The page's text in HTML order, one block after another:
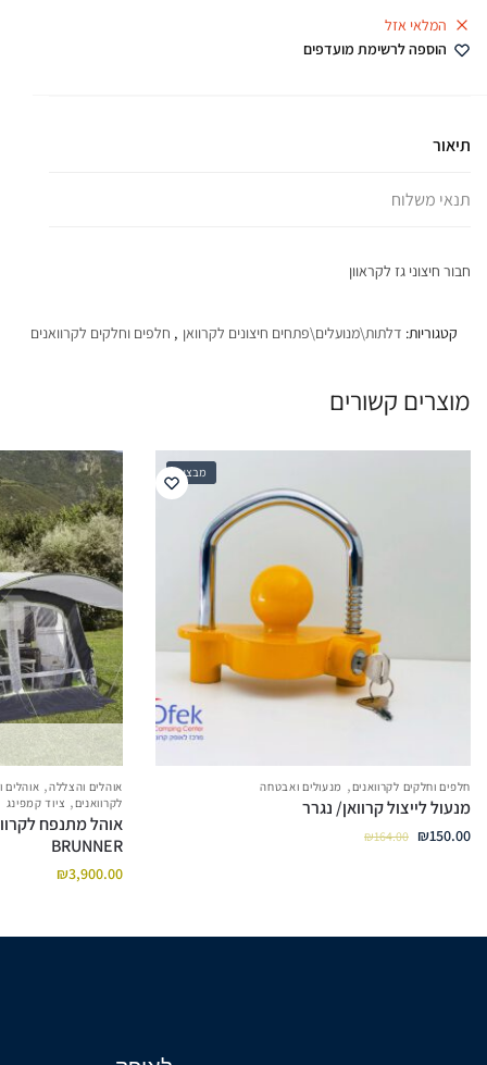
המלאי אזל
הוספה לרשימת מועדפים
תיאור
תנאי משלוח
חבור חיצוני גז לקראוון
קטגוריות: דלתות\מנועלים\פתחים חיצונים לקרוואן , חלפים וחלקים לקרוואנים
מוצרים קשורים
מבצע!
חלפים וחלקים לקרוואנים, מנעולים ואבטחה
מנעול לייצול קרוואן/ נגרר
₪164.00 ₪150.00
אוהלים והצללה, אוהלים
לקרוואנים, ציוד קמפינג
BRUNNER
₪3,900.00